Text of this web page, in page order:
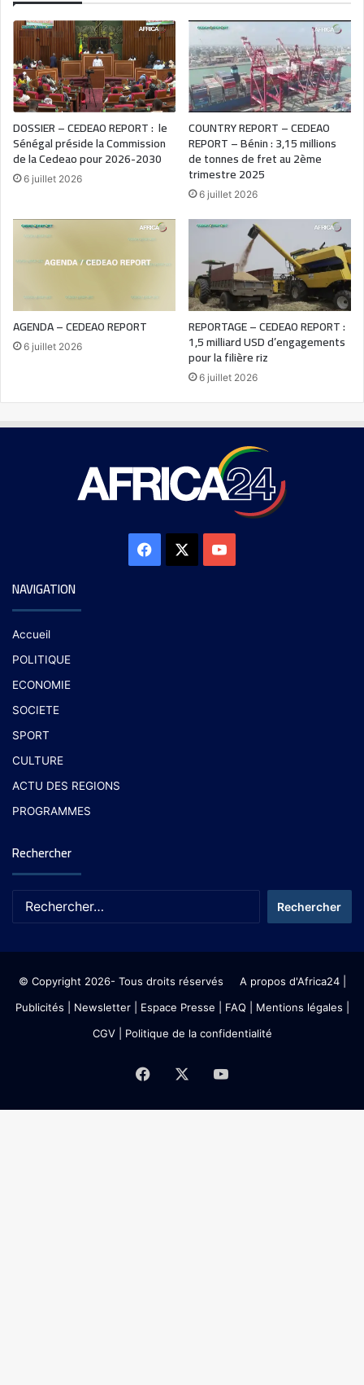
DOSSIER – CEDEAO REPORT : le
Sénégal préside la Commission
de la Cedeao pour 2026-2030
6 juillet 2026
COUNTRY REPORT – CEDEAO
REPORT – Bénin : 3,15 millions
de tonnes de fret au 2ème
trimestre 2025
6 juillet 2026
AGENDA – CEDEAO REPORT
6 juillet 2026
REPORTAGE – CEDEAO REPORT :
1,5 milliard USD d’engagements
pour la filière riz
6 juillet 2026
NAVIGATION
Accueil
POLITIQUE
ECONOMIE
SOCIETE
SPORT
CULTURE
ACTU DES REGIONS
PROGRAMMES
Rechercher
© Copyright 2026- Tous droits réservés A propos d'Africa24|
Publicités
Newsletter| Espace Presse | FAQ | Mentions légales
CGV| Politique de la confidentialité